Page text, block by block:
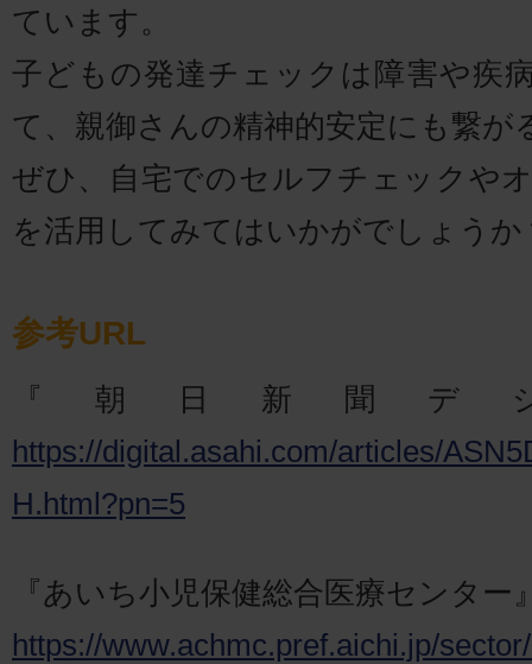
ています。
子どもの発達チェックは障害や疾
て、親御さんの精神的安定にも繋が
ぜひ、自宅でのセルフチェックや
を活用してみてはいかがでしょうか
参考URL
『朝日新聞デ
https://digital.asahi.com/articles/
H.html?pn=5
『あいち小児保健総合医療センター
https://www.achmc.pref.aichi.jp/